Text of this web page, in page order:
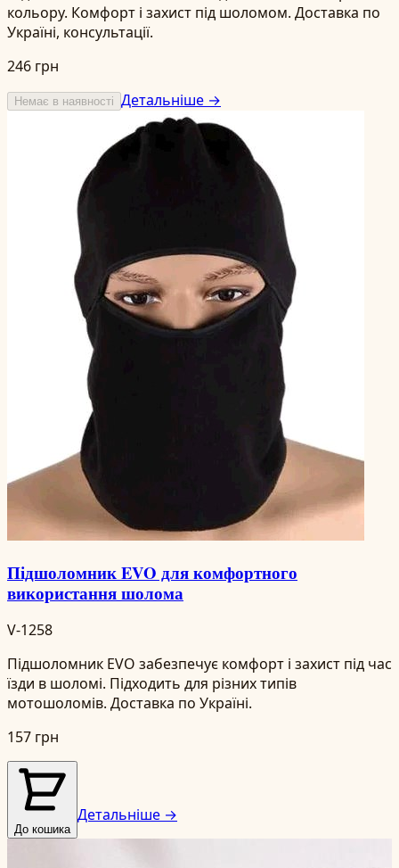
кольору. Комфорт і захист під шоломом. Доставка по
Україні, консультації.
246 грн
Немає в наявності Детальніше →
Підшоломник EVO для комфортного
використання шолома
V-1258
Підшоломник EVO забезпечує комфорт і захист під час
їзди в шоломі. Підходить для різних типів
мотошоломів. Доставка по Україні.
157 грн
До кошика
Детальніше →